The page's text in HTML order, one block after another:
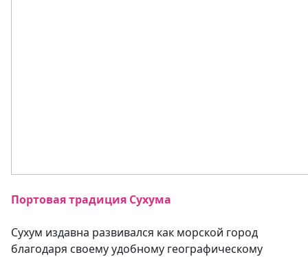
Портовая традиция Сухума
Сухум издавна развивался как морской город
благодаря своему удобному географическому